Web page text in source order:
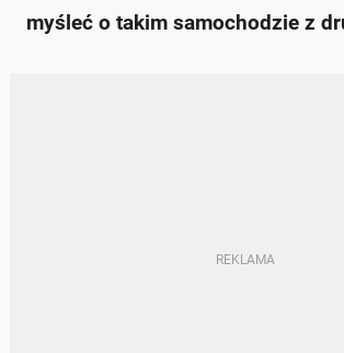
myśleć o takim samochodzie z